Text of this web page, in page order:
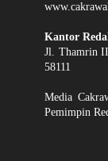
Kantor
Jl. Thamrin
58111
Media
Pemimpin